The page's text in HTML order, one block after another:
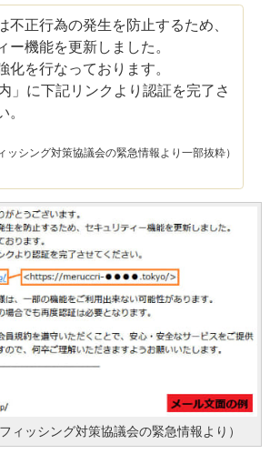
不正行為の発生を防止するため、
ー機能を更新しました。
化を行なっております。
」に下記リンクより認証を完了さ
。
ッシング対策協議会の緊急情報より一部抜粋）
ィッシング対策協議会の緊急情報より）